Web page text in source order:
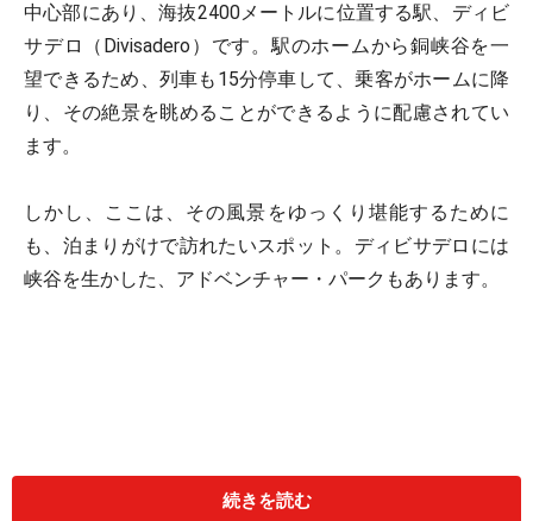
中心部にあり、海抜2400メートルに位置する駅、ディビ
サデロ（Divisadero）です。駅のホームから銅峡谷を一
望できるため、列車も15分停車して、乗客がホームに降
り、その絶景を眺めることができるように配慮されてい
ます。
しかし、ここは、その風景をゆっくり堪能するために
も、泊まりがけで訪れたいスポット。ディビサデロには
峡谷を生かした、アドベンチャー・パークもあります。
続きを読む